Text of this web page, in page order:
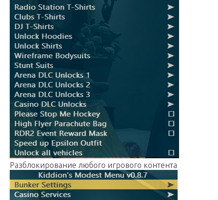
Разблокирование любого игрового контента